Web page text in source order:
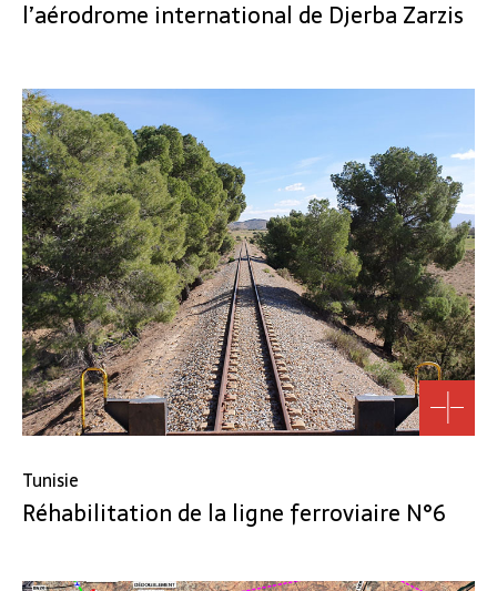
l’aérodrome international de Djerba Zarzis
Tunisie
Réhabilitation de la ligne ferroviaire N°6